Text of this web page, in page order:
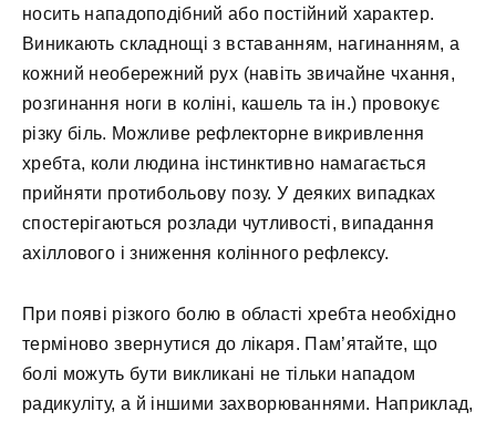
носить нападоподібний або постійний характер.
Виникають складнощі з вставанням, нагинанням, а
кожний необережний рух (навіть звичайне чхання,
розгинання ноги в коліні, кашель та ін.) провокує
різку біль. Можливе рефлекторне викривлення
хребта, коли людина інстинктивно намагається
прийняти протибольову позу. У деяких випадках
спостерігаються розлади чутливості, випадання
ахіллового і зниження колінного рефлексу.
При появі різкого болю в області хребта необхідно
терміново звернутися до лікаря. Пам’ятайте, що
болі можуть бути викликані не тільки нападом
радикуліту, а й іншими захворюваннями. Наприклад,